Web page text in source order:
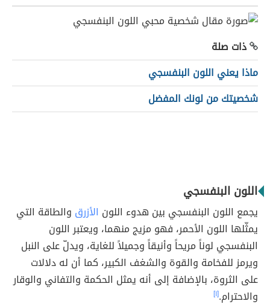
ذات صلة
ماذا يعني اللون البنفسجي
شخصيتك من لونك المفضل
اللون البنفسجي
يجمع اللون البنفسجي بين هدوء اللون الأزرق والطاقة التي
يمثّلها اللون الأحمر، فهو مزيج منهما، ويعتبر اللون
البنفسجي لوناً مريحاً وأنيقاً وجميلاً للغاية، ويدلّ على النبل
ويرمز للفخامة والقوة والشغف الكبير، كما أن له دلالات
على الثروة، بالإضافة إلى أنه يمثل الحكمة والتفاني والوقار
والاحترام.[١]